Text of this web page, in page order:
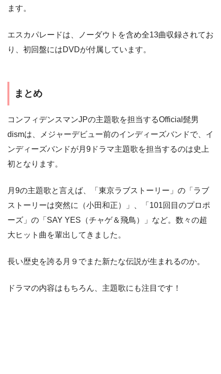
ます。
エスカパレードは、ノーダウトを含め全13曲収録されてお
り、初回盤にはDVDが付属しています。
まとめ
コンフィデンスマンJPの主題歌を担当するOfficial髭男
dismは、メジャーデビュー前のインディーズバンドで、イ
ンディーズバンドが月9ドラマ主題歌を担当するのは史上
初となります。
月9の主題歌と言えば、「東京ラブストーリー」の「ラブ
ストーリーは突然に（小田和正）」、「101回目のプロポ
ーズ」の「SAY YES（チャゲ＆飛鳥）」など。数々の超
大ヒット曲を輩出してきました。
長い歴史を誇る月９でまた新たな伝説が生まれるのか。
ドラマの内容はもちろん、主題歌にも注目です！